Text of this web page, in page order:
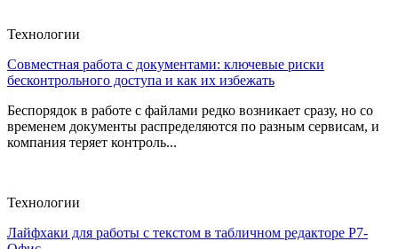
Технологии
Совместная работа с документами: ключевые риски
бесконтрольного доступа и как их избежать
Беспорядок в работе с файлами редко возникает сразу, но со
временем документы распределяются по разным сервисам, и
компания теряет контроль...
Технологии
Лайфхаки для работы с текстом в табличном редакторе Р7-